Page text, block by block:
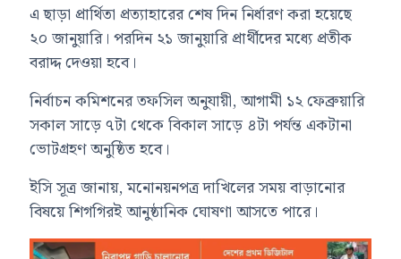
এ ছাড়া প্রার্থিতা প্রত্যাহারের শেষ দিন নির্ধারণ করা হয়েছে
২০ জানুয়ারি। পরদিন ২১ জানুয়ারি প্রার্থীদের মধ্যে প্রতীক
বরাদ্দ দেওয়া হবে।
নির্বাচন কমিশনের তফসিল অনুযায়ী, আগামী ১২ ফেব্রুয়ারি
সকাল সাড়ে ৭টা থেকে বিকাল সাড়ে ৪টা পর্যন্ত একটানা
ভোটগ্রহণ অনুষ্ঠিত হবে।
ইসি সূত্র জানায়, মনোনয়নপত্র দাখিলের সময় বাড়ানোর
বিষয়ে শিগগিরই আনুষ্ঠানিক ঘোষণা আসতে পারে।